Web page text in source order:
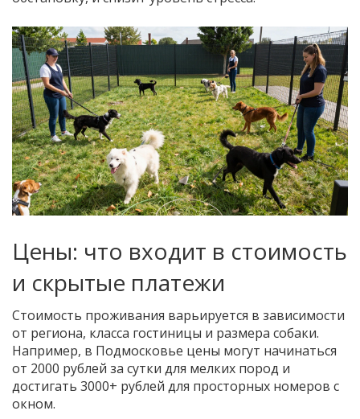
Цены: что входит в стоимость
и скрытые платежи
Стоимость проживания варьируется в зависимости
от региона, класса гостиницы и размера собаки.
Например, в Подмосковье цены могут начинаться
от 2000 рублей за сутки для мелких пород и
достигать 3000+ рублей для просторных номеров с
окном.